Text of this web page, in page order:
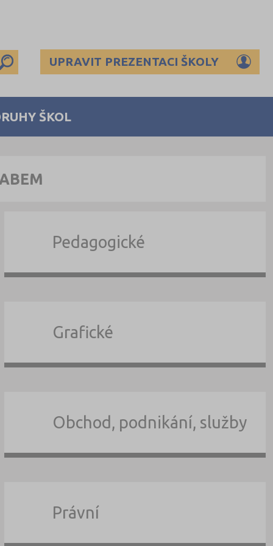
UPRAVIT PREZENTACI ŠKOLY
ŠKOL
Pedagogické
Grafické
Obchod, podnikání, služby
Právní